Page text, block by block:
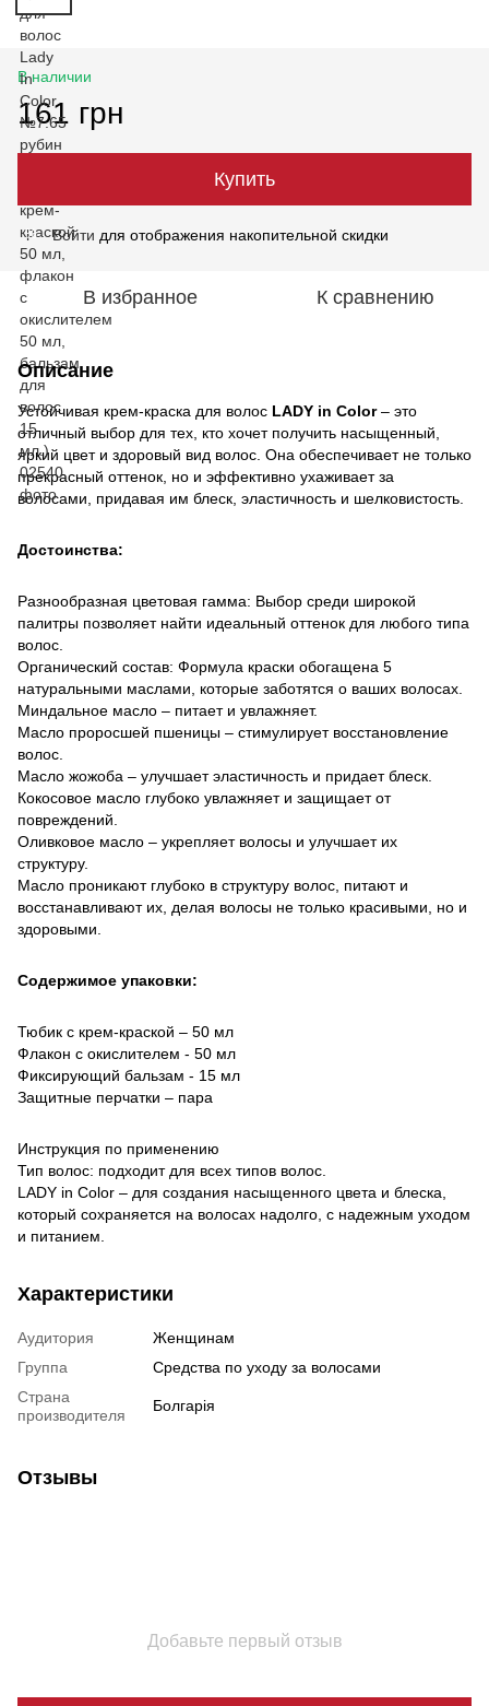
В наличии
161 грн
Купить
% Войти для отображения накопительной скидки
В избранное К сравнению
Описание
Устойчивая крем-краска для волос LADY in Color– это
отличный выбор для тех, кто хочет получить насыщенный,
яркий цвет и здоровый вид волос. Она обеспечивает не только
прекрасный оттенок, но и эффективно ухаживает за
волосами, придавая им блеск, эластичность и шелковистость.
Достоинства:
Разнообразная цветовая гамма: Выбор среди широкой
палитры позволяет найти идеальный оттенок для любого типа
волос.
Органический состав: Формула краски обогащена 5
натуральными маслами, которые заботятся о ваших волосах.
Миндальное масло – питает и увлажняет.
Масло проросшей пшеницы – стимулирует восстановление
волос.
Масло жожоба – улучшает эластичность и придает блеск.
Кокосовое масло глубоко увлажняет и защищает от
повреждений.
Оливковое масло – укрепляет волосы и улучшает их
структуру.
Масло проникают глубоко в структуру волос, питают и
восстанавливают их, делая волосы не только красивыми, но и
здоровыми.
Содержимое упаковки:
Тюбик с крем-краской – 50 мл
Флакон с окислителем - 50 мл
Фиксирующий бальзам - 15 мл
Защитные перчатки – пара
Инструкция по применению
Тип волос: подходит для всех типов волос.
LADY in Color – для создания насыщенного цвета и блеска,
который сохраняется на волосах надолго, с надежным уходом
и питанием.
Характеристики
Аудитория
Женщинам
Группа
Средства по уходу за волосами
Страна
производителя
Болгарія
Отзывы
Добавьте первый отзыв